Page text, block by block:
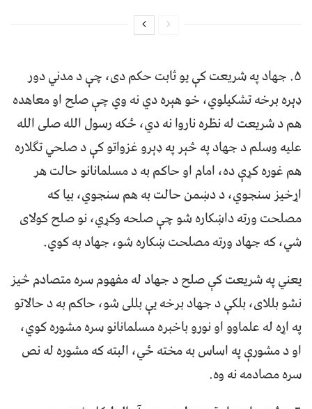
۵. جهاد په شریعت کې یو ثابت حکم دی، چې د مدني دور
ډېره برخه تشکیلوي، خو هېره دي نه وي چې صلح او معاهده
هم د شریعت له نظره ناروا نه دي، ځکه رسول الله صلی الله
علیه وسلم د جهاد په څېر په ډېرو غزواتو کې د صلحي تګلاره
هم غوره کړې ده، امام او حاکم به د مسلمانانو حالت هر
اړخیز سنجوي، د دښمن حالت به هم سنجوي، بیا که
مصلحت ورته داښکاره شو چې صلحه وکړي، نو صلح کولای
شي، که جهاد ورته مصلحت ښکاره شو، جهاد به کوي.
یعني په شریعت کې صلح د جهاد له مفهوم سره متصادم څیز
نشو بللای، بلکې د جهاد برخه یې بللی شو، حاکم به د حالاتو
په اړه له علماوو او نورو باخبره مسلمانانو سره مشوره کوي،
او د مشورې په اساس به مخته ځي، البته که مشوره له نص
سره مصادمه نه وه.